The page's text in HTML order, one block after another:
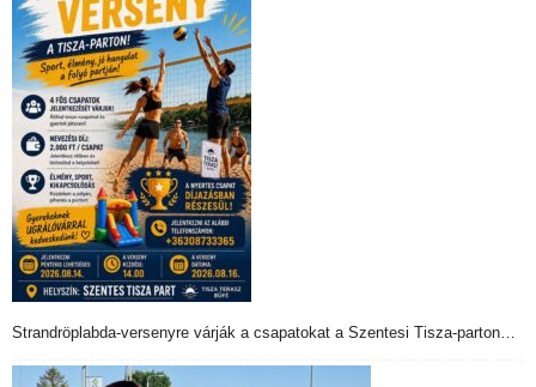
Strandröplabda-versenyre várják a csapatokat a Szentesi Tisza-parton…